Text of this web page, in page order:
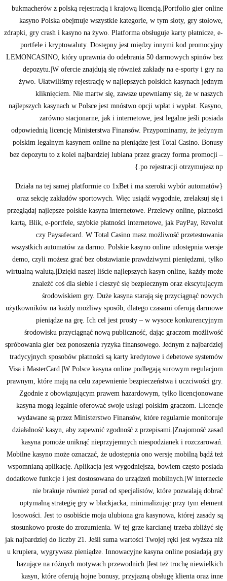
bukmacherów z polską rejestracją i krajową licencją.|Portfolio gier online
kasyno Polska obejmuje wszystkie kategorie, w tym sloty, gry stołowe,
zdrapki, gry crash i kasyno na żywo. Platforma obsługuje karty płatnicze, e-
portfele i kryptowaluty. Dostępny jest między innymi kod promocyjny
LEMONCASINO, który uprawnia do odebrania 50 darmowych spinów bez
depozytu.|W ofercie znajdują się również zakłady na e-sporty i gry na
żywo. Ułatwiliśmy rejestrację w najlepszych polskich kasynach jednym
kliknięciem. Nie martw się, zawsze upewniamy się, że w naszych
najlepszych kasynach w Polsce jest mnóstwo opcji wpłat i wypłat. Kasyno,
zarówno stacjonarne, jak i internetowe, jest legalne jeśli posiada
odpowiednią licencję Ministerstwa Finansów. Przypominamy, że jedynym
polskim legalnym kasynem online na pieniądze jest Total Casino. Bonusy
bez depozytu to z kolei najbardziej lubiana przez graczy forma promocji –
po rejestracji otrzymujesz np.}
{Działa na tej samej platformie co 1xBet i ma szeroki wybór automatów
oraz sekcję zakładów sportowych. Więc usiądź wygodnie, zrelaksuj się i
przeglądaj najlepsze polskie kasyna internetowe. Przelewy online, płatności
kartą, Blik, e-portfele, szybkie płatności internetowe, jak PayPay, Revolut
czy Paysafecard. W Total Casino masz możliwość przetestowania
wszystkich automatów za darmo. Polskie kasyno online udostępnia wersje
demo, czyli możesz grać bez obstawianie prawdziwymi pieniędzmi, tylko
wirtualną walutą.|Dzięki naszej liście najlepszych kasyn online, każdy może
znaleźć coś dla siebie i cieszyć się bezpiecznym oraz ekscytującym
środowiskiem gry. Duże kasyna starają się przyciągnąć nowych
użytkowników na każdy możliwy sposób, dlatego czasami oferują darmowe
pieniądze na grę. Ich cel jest prosty – w wysoce konkurencyjnym
środowisku przyciągnąć nową publiczność, dając graczom możliwość
spróbowania gier bez ponoszenia ryzyka finansowego. Jednym z najbardziej
tradycyjnych sposobów płatności są karty kredytowe i debetowe systemów
Visa i MasterCard.|W Polsce kasyna online podlegają surowym regulacjom
prawnym, które mają na celu zapewnienie bezpieczeństwa i uczciwości gry.
Zgodnie z obowiązującym prawem hazardowym, tylko licencjonowane
kasyna mogą legalnie oferować swoje usługi polskim graczom. Licencje
wydawane są przez Ministerstwo Finansów, które regularnie monitoruje
działalność kasyn, aby zapewnić zgodność z przepisami.|Znajomość zasad
kasyna pomoże uniknąć nieprzyjemnych niespodzianek i rozczarowań.
Mobilne kasyno może oznaczać, że udostępnia ono wersję mobilną bądź też
wspomnianą aplikację. Aplikacja jest wygodniejsza, bowiem często posiada
dodatkowe funkcje i jest dostosowana do urządzeń mobilnych.|W internecie
nie brakuje również porad od specjalistów, które pozwalają dobrać
optymalną strategię gry w blackjacka, minimalizując przy tym element
losowości. Jest to osobiście moja ulubiona gra kasynowa, której zasady są
stosunkowo proste do zrozumienia. W tej grze karcianej trzeba zbliżyć się
jak najbardziej do liczby 21. Jeśli suma wartości Twojej ręki jest wyższa niż
u krupiera, wygrywasz pieniądze. Innowacyjne kasyna online posiadają gry
bazujące na różnych motywach przewodnich.|Jest też trochę niewielkich
kasyn, które oferują hojne bonusy, przyjazną obsługę klienta oraz inne